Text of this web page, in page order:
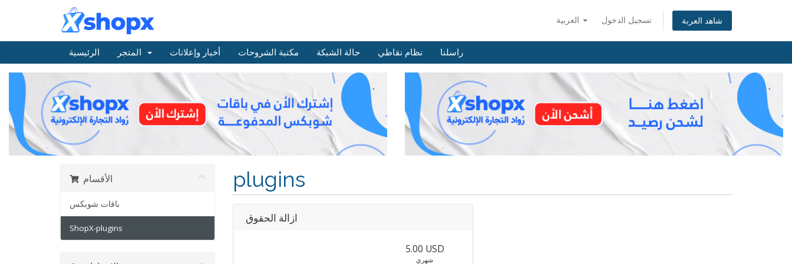
تسجيل الدخول شاهد العربة
الرئيسية أخبار وإعلانات مكتبة الشروحات حالة الشبكة نظام نقاطي راسلنا
الأقسام
باقات شوبكس
ShopX-plugins
plugins
ازالة الحقوق
5.00 USD
شهري